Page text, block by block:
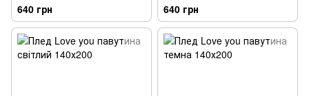
640 грн 640 грн